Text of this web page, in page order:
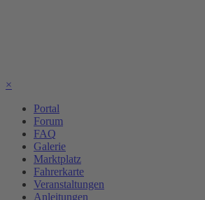
×
Portal
Forum
FAQ
Galerie
Marktplatz
Fahrerkarte
Veranstaltungen
Anleitungen